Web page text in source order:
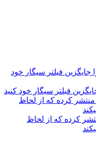
فیلتر سیگار خود کنید
کرده که از لحاظ